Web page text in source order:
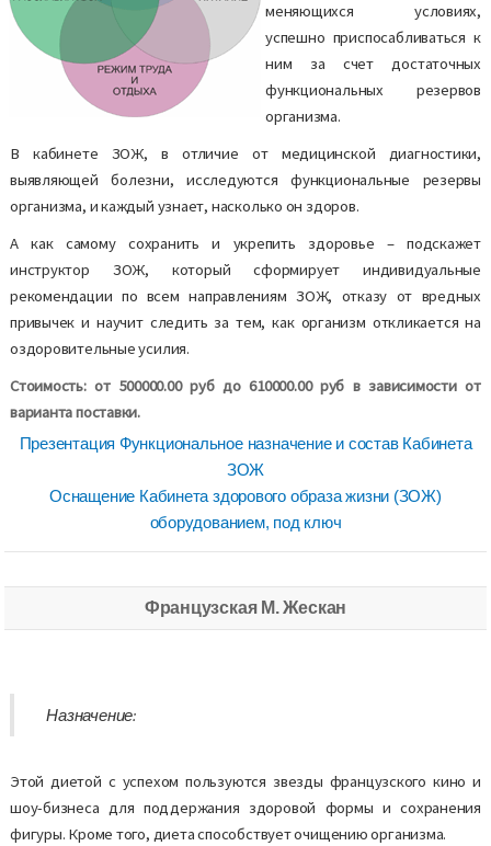
меняющихся условиях,
успешно приспосабливаться к
ним за счет достаточных
функциональных резервов
организма.
В кабинете ЗОЖ, в отличие от медицинской диагностики,
выявляющей болезни, исследуются функциональные резервы
организма, и каждый узнает, насколько он здоров.
А как самому сохранить и укрепить здоровье – подскажет
инструктор ЗОЖ, который сформирует индивидуальные
рекомендации по всем направлениям ЗОЖ, отказу от вредных
привычек и научит следить за тем, как организм откликается на
оздоровительные усилия.
Стоимость: от 500000.00 руб до 610000.00 руб в зависимости от
варианта поставки.
Презентация Функциональное назначение и состав Кабинета
ЗОЖ
Оснащение Кабинета здорового образа жизни (ЗОЖ)
оборудованием, под ключ
Французская М. Жескан
Назначение:
Этой диетой с успехом пользуются звезды французского кино и
шоу-бизнеса для поддержания здоровой формы и сохранения
фигуры. Кроме того, диета способствует очищению организма.